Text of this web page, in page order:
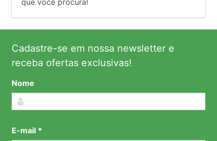
Cadastre-se em nossa newsletter e
receba ofertas exclusivas!
Nome
E-mail *